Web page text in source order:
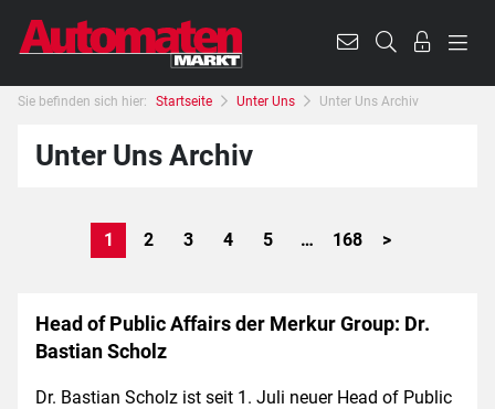
Sie befinden sich hier: Startseite Unter Uns Unter Uns Archiv
Unter Uns Archiv
1 2 3 4 5 … 168 >
Head of Public Affairs der Merkur Group: Dr.
Bastian Scholz
Dr. Bastian Scholz ist seit 1. Juli neuer Head of Public